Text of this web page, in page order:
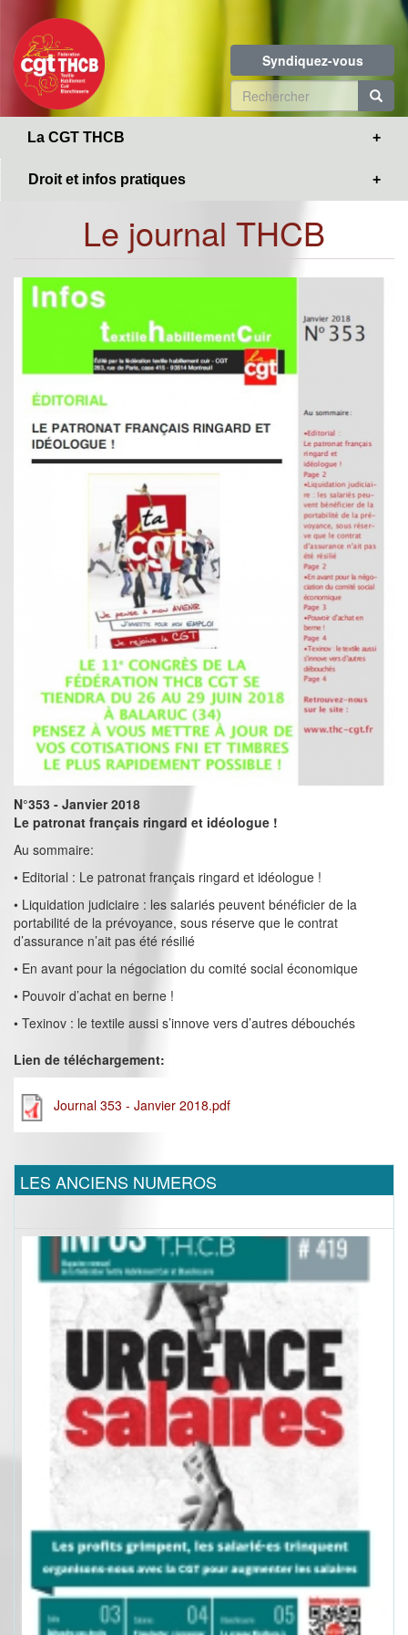
contenu
principal
Syndiquez-vous
Formulaire
de
La CGT THCB
Droit et infos pratiques
Le journal THCB
N°353 - Janvier 2018
Le patronat français ringard et idéologue !
Au sommaire:
• Editorial : Le patronat français ringard et idéologue !
• Liquidation judiciaire : les salariés peuvent bénéficier de la
portabilité de la prévoyance, sous réserve que le contrat
d’assurance n’ait pas été résilié
• En avant pour la négociation du comité social économique
• Pouvoir d’achat en berne !
• Texinov : le textile aussi s’innove vers d’autres débouchés
Lien de téléchargement:
Journal 353 - Janvier 2018.pdf
LES ANCIENS NUMEROS